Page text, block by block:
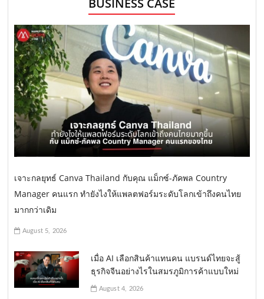
เจาะกลยุทธ์ Canva Thailand กับคุณ แม็กซ์-ภัคพล Country
Manager คนแรก ทำยังไงให้แพลตฟอร์มระดับโลกเข้าถึงคนไทย
มากกว่าเดิม
August 5, 2026
เมื่อ AI เลือกสินค้าแทนคน แบรนด์ไทยจะสู้
ธุรกิจจีนอย่างไรในสมรภูมิการค้าแบบใหม่
August 4, 2026